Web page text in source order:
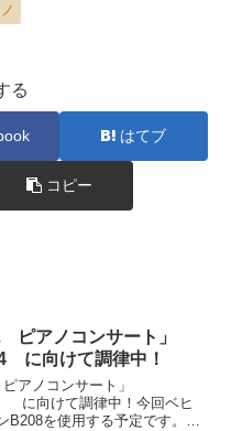
る
はてブ
コピー
ピアノコンサート」
に向けて調律中！
アノコンサート」
向けて調律中！今回ベヒ
B208を使用する予定です。